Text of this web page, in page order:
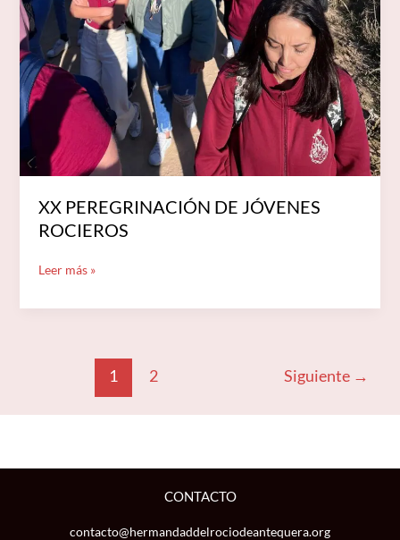
XX PEREGRINACIÓN DE JÓVENES
ROCIEROS
Leer más »
1 2 Siguiente →
CONTACTO
contacto@hermandaddelrociodeantequera.org